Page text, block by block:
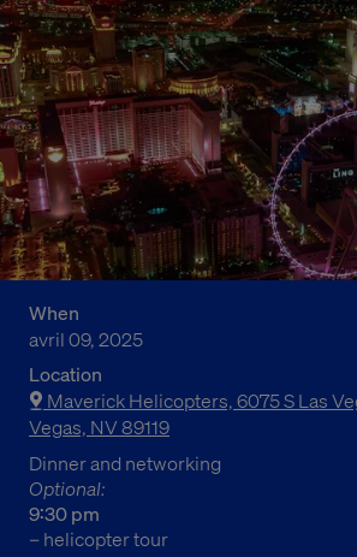
When
avril 09, 2025
Location
Maverick Helicopters, 6075 S Las
Vegas, NV 89119
Dinner and networking
Optional:
9:30 pm
– helicopter tour